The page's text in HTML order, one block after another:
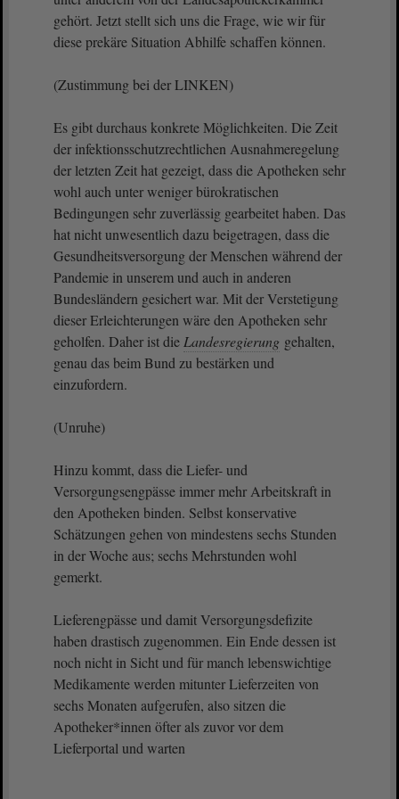
gehört. Jetzt stellt sich uns die Frage, wie wir für
diese prekäre Situation Abhilfe schaffen können.
(Zustimmung bei der LINKEN)
Es gibt durchaus konkrete Möglichkeiten. Die Zeit
der infektionsschutzrechtlichen Ausnahmeregelung
der letzten Zeit hat gezeigt, dass die Apotheken sehr
wohl auch unter weniger bürokratischen
Bedingungen sehr zuverlässig gearbeitet haben. Das
hat nicht unwesentlich dazu beigetragen, dass die
Gesundheitsversorgung der Menschen während der
Pandemie in unserem und auch in anderen
Bundesländern gesichert war. Mit der Verstetigung
dieser Erleichterungen wäre den Apotheken sehr
geholfen. Daher ist die Landesregierung gehalten,
genau das beim Bund zu bestärken und
einzufordern.
(Unruhe)
Hinzu kommt, dass die Liefer- und
Versorgungsengpässe immer mehr Arbeitskraft in
den Apotheken binden. Selbst konservative
Schätzungen gehen von mindestens sechs Stunden
in der Woche aus; sechs Mehrstunden wohl
gemerkt.
Lieferengpässe und damit Versorgungsdefizite
haben drastisch zugenommen. Ein Ende dessen ist
noch nicht in Sicht und für manch lebenswichtige
Medikamente werden mitunter Lieferzeiten von
sechs Monaten aufgerufen, also sitzen die
Apotheker*innen öfter als zuvor vor dem
Lieferportal und warten